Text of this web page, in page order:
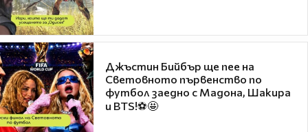
Джъстин Бийбър ще пее на
Световното първенство по
футбол заедно с Мадона, Шакира
и BTS!⚽🤩